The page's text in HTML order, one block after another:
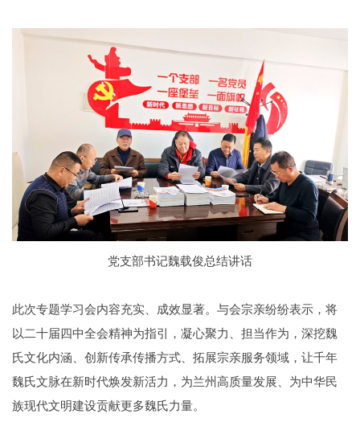
党支部书记魏载俊总结讲话
此次专题学习会内容充实、成效显著。与会宗亲纷纷表示，将
以二十届四中全会精神为指引，凝心聚力、担当作为，深挖魏
氏文化内涵、创新传承传播方式、拓展宗亲服务领域，让千年
魏氏文脉在新时代焕发新活力，为兰州高质量发展、为中华民
族现代文明建设贡献更多魏氏力量。